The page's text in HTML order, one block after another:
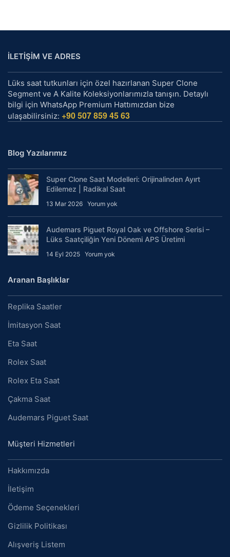
İLETİŞİM VE ADRES
Lüks saat tutkunları için özel hazırlanan Super Clone
Segment ve A Kalite Koleksiyonlarımızla tanışın. Detaylı
bilgi için WhatsApp Premium Hattımızdan bize
ulaşabilirsiniz: +90 507 859 45 63
Blog Yazılarımız
Super Clone Saat Modelleri: Orijinalinden Ayırt
Edilemez | Radikal Saat
13 Mar 2026 Yorum yok
Audemars Piguet Royal Oak ve Offshore Serisi –
Lüks Saatçiliğin Yeni Dönemi APS Üretimi
14 Eyl 2025 Yorum yok
Aranan Başlıklar
Replika Saatler
İmitasyon Saat
Eta Saat
Rolex Saat
Rolex Eta Saat
Çakma Saat
Audemars Piguet Saat
Müşteri Hizmetleri
Hakkımızda
İletişim
Ödeme Seçenekleri
Gizlilik Politikası
Alışveriş Listem